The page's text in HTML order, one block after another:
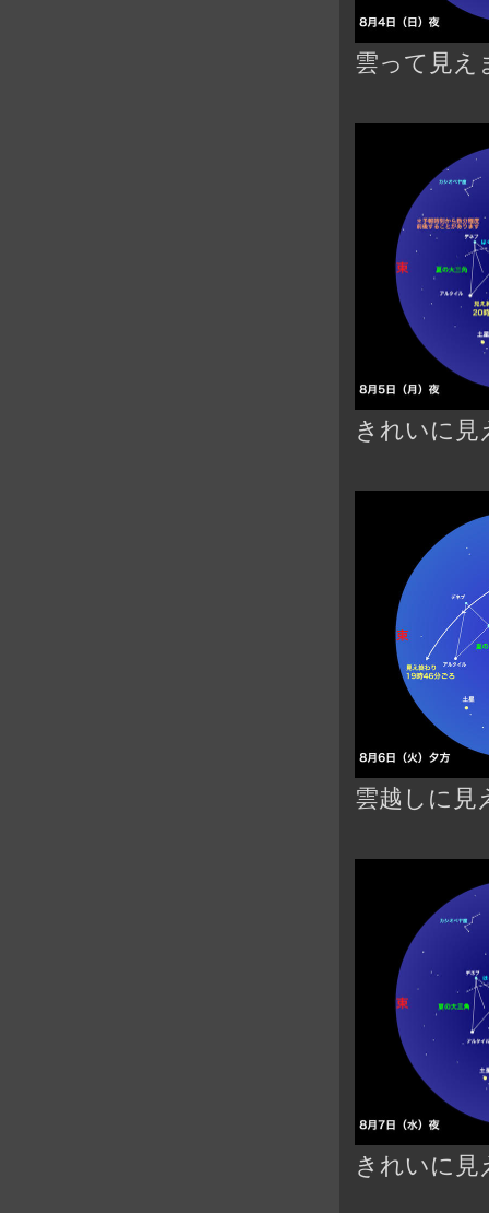
雲って見え
きれいに見
雲越しに見
きれいに見